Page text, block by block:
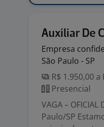
Auxiliar De
Empresa
São Paulo - SP
R$ 1.950,00 a
Presencial
VAGA –
Paulo/SP